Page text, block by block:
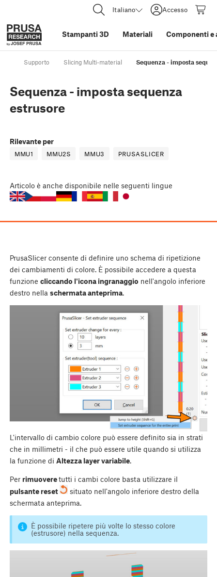
Italiano Accesso
Stampanti 3D Materiali Componenti e
Supporto Slicing Multi-material Sequenza - imposta
Sequenza - imposta sequenza
estrusore
Rilevante per
MMU1 MMU2S MMU3 PRUSASLICER
Articolo è anche disponibile nelle seguenti lingue
PrusaSlicer consente di definire uno schema di ripetizione
dei cambiamenti di colore. È possibile accedere a questa
funzione cliccando l'icona ingranaggio nell'angolo inferiore
destro nella schermata anteprima.
L'intervallo di cambio colore può essere definito sia in strati
che in millimetri - il che può essere utile quando si utilizza
la funzione di Altezza layer variabile.
Per rimuoveretutti i cambi colore basta utilizzare il
pulsante reset
situato nell'angolo inferiore destro della
schermata anteprima.
È possibile ripetere più volte lo stesso colore
(estrusore) nella sequenza.